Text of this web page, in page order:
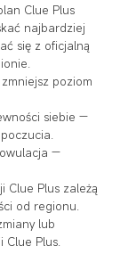
Clue Plus
najbardziej
się z oficjalną
poziom
siebie —
—
Clue Plus zależą
od regionu.
lub
Clue Plus.